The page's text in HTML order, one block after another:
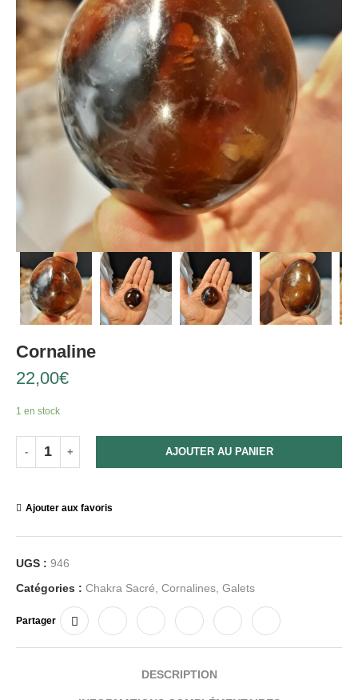
Cornaline
22,00€
1 en stock
AJOUTER AU PANIER
Ajouter aux favoris
UGS : 946
Catégories : Chakra Sacré Cornalines Galets
Partager
DESCRIPTION